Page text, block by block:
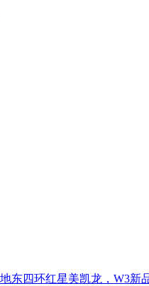
东四环红星美凯龙，W3新